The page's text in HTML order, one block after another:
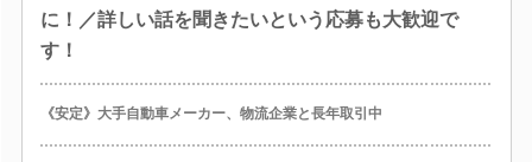
に！／詳しい話を聞きたいという応募も大歓迎で
す！
《安定》大手自動車メーカー、物流企業と長年取引中